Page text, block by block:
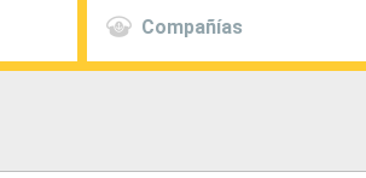
Compañías